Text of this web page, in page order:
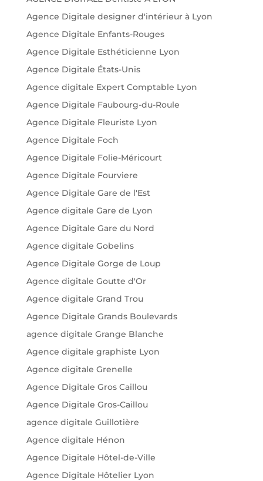
Agence Digitale designer d'intérieur à Lyon
Agence Digitale Enfants-Rouges
Agence Digitale Esthéticienne Lyon
Agence Digitale États-Unis
Agence digitale Expert Comptable Lyon
Agence Digitale Faubourg-du-Roule
Agence Digitale Fleuriste Lyon
Agence Digitale Foch
Agence Digitale Folie-Méricourt
Agence Digitale Fourviere
Agence Digitale Gare de l'Est
Agence digitale Gare de Lyon
Agence Digitale Gare du Nord
Agence digitale Gobelins
Agence Digitale Gorge de Loup
Agence digitale Goutte d'Or
Agence digitale Grand Trou
Agence Digitale Grands Boulevards
agence digitale Grange Blanche
Agence digitale graphiste Lyon
Agence digitale Grenelle
Agence Digitale Gros Caillou
Agence Digitale Gros-Caillou
agence digitale Guillotière
Agence digitale Hénon
Agence Digitale Hôtel-de-Ville
Agence Digitale Hôtelier Lyon